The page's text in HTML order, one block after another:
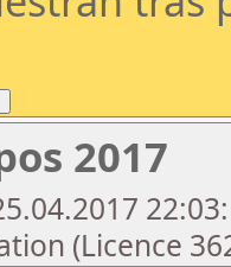
2017
(Licence